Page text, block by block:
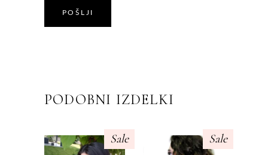
POŠLJI
PODOBNI IZDELKI
Sale Sale